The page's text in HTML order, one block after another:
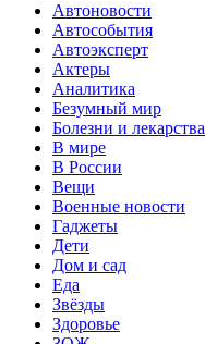
Автоновости
Автособытия
Автоэксперт
Актеры
Аналитика
Безумный мир
Болезни и лекарства
В мире
В России
Вещи
Военные новости
Гаджеты
Дети
Дом и сад
Еда
Звёзды
Здоровье